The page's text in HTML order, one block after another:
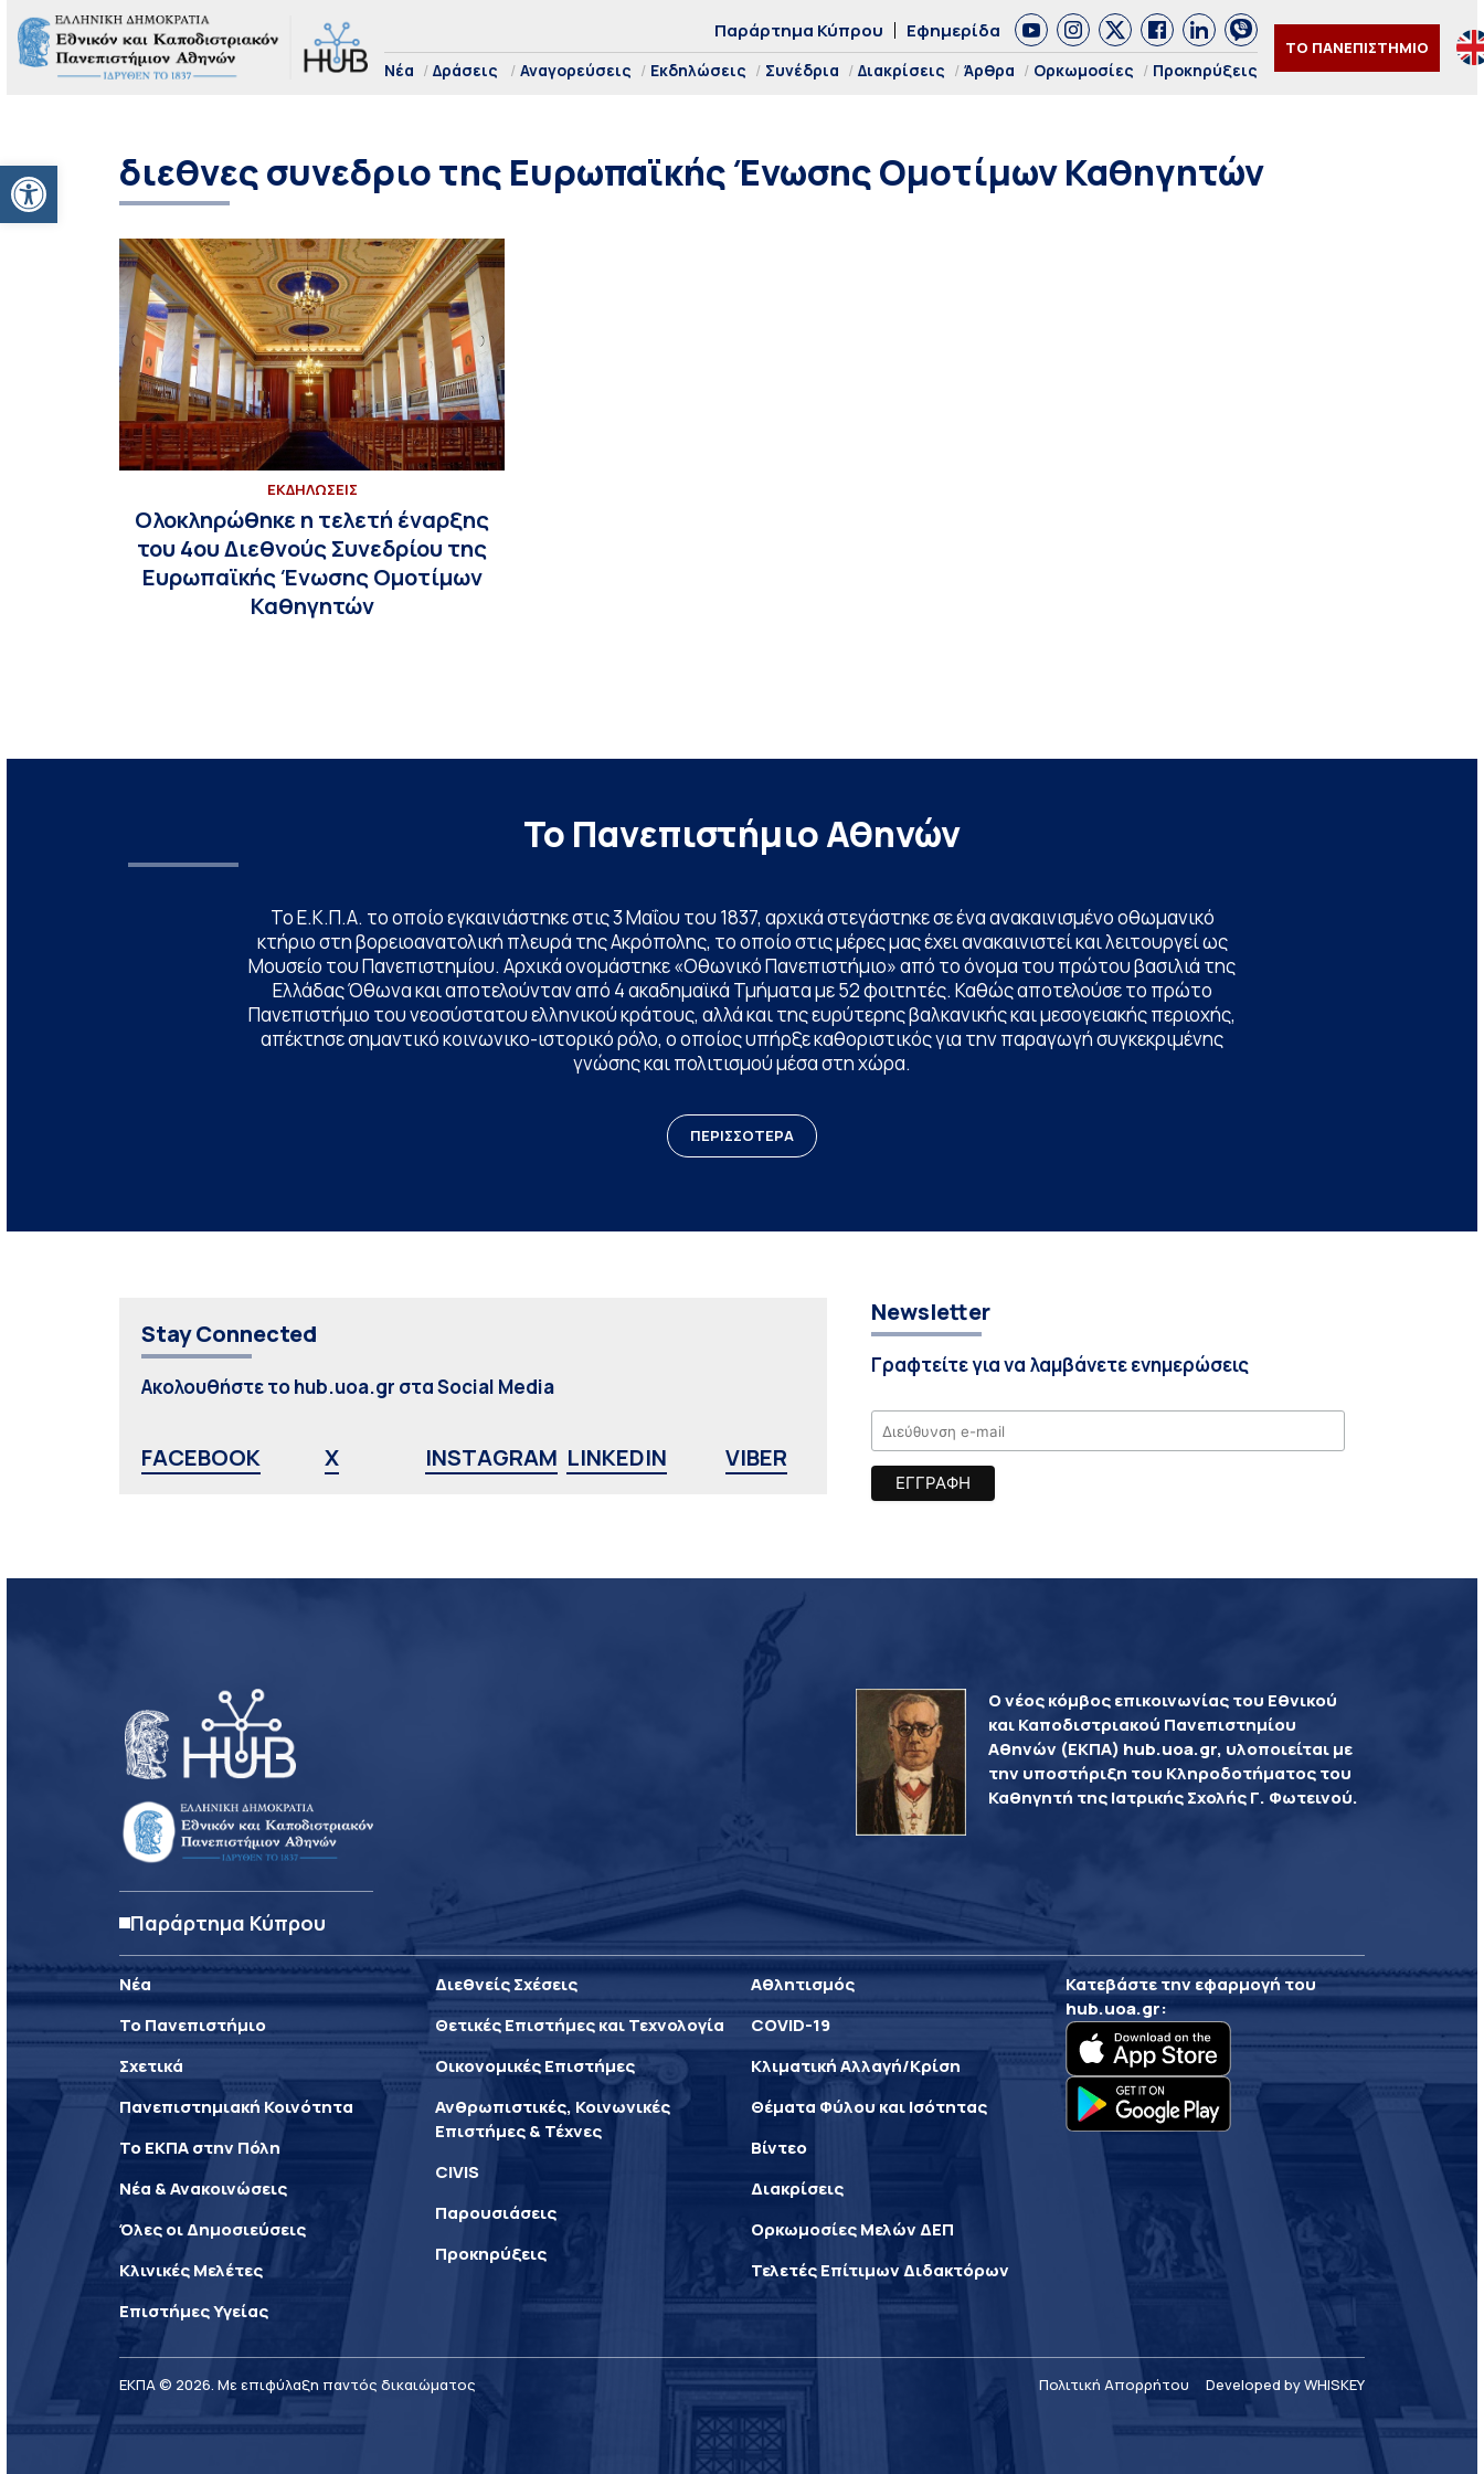
Ανοίξτε τη γραμμή εργαλείων
Παράρτημα Κύπρου Εφημερίδα
Νέα Δράσεις Αναγορεύσεις Εκδηλώσεις Συνέδρια Διακρίσεις Άρθρα Ορκωμοσίες Προκηρύξεις
ΤΟ ΠΑΝΕΠΙΣΤΗΜΙΟ
διεθνες συνεδριο της Ευρωπαϊκής Ένωσης Ομοτίμων Καθηγητών
ΕΚΔΗΛΩΣΕΙΣ
Ολοκληρώθηκε η τελετή έναρξης
του 4ου Διεθνούς Συνεδρίου της
Ευρωπαϊκής Ένωσης Ομοτίμων
Καθηγητών
Το Πανεπιστήμιο Αθηνών
Το Ε.Κ.Π.Α. το οποίο εγκαινιάστηκε στις 3 Μαΐου του 1837, αρχικά στεγάστηκε σε ένα ανακαινισμένο οθωμανικό
κτήριο στη βορειοανατολική πλευρά της Ακρόπολης, το οποίο στις μέρες μας έχει ανακαινιστεί και λειτουργεί ως
Μουσείο του Πανεπιστημίου. Αρχικά ονομάστηκε «Οθωνικό Πανεπιστήμιο» από το όνομα του πρώτου βασιλιά της
Ελλάδας Όθωνα και αποτελούνταν από 4 ακαδημαϊκά Τμήματα με 52 φοιτητές. Καθώς αποτελούσε το πρώτο
Πανεπιστήμιο του νεοσύστατου ελληνικού κράτους, αλλά και της ευρύτερης βαλκανικής και μεσογειακής περιοχής,
απέκτησε σημαντικό κοινωνικο-ιστορικό ρόλο, ο οποίος υπήρξε καθοριστικός για την παραγωγή συγκεκριμένης
γνώσης και πολιτισμού μέσα στη χώρα.
ΠΕΡΙΣΣΟΤΕΡΑ
Stay Connected
Ακολουθήστε το hub.uoa.gr στα Social Media
FACEBOOK X INSTAGRAM LINKEDIN VIBER
Newsletter
Γραφτείτε για να λαμβάνετε ενημερώσεις
Παράρτημα Κύπρου
Ο νέος κόμβος επικοινωνίας του Εθνικού
και Καποδιστριακού Πανεπιστημίου
Αθηνών (ΕΚΠΑ) hub.uoa.gr, υλοποιείται με
την υποστήριξη του Κληροδοτήματος του
Καθηγητή της Ιατρικής Σχολής Γ. Φωτεινού.
Νέα
Το Πανεπιστήμιο
Σχετικά
Πανεπιστημιακή Κοινότητα
Το ΕΚΠΑ στην Πόλη
Νέα & Ανακοινώσεις
Όλες οι Δημοσιεύσεις
Κλινικές Μελέτες
Επιστήμες Υγείας
Διεθνείς Σχέσεις
Θετικές Επιστήμες και Τεχνολογία
Οικονομικές Επιστήμες
Ανθρωπιστικές, Κοινωνικές
Επιστήμες & Τέχνες
CIVIS
Παρουσιάσεις
Προκηρύξεις
Αθλητισμός
COVID-19
Κλιματική Αλλαγή/Κρίση
Θέματα Φύλου και Ισότητας
Βίντεο
Διακρίσεις
Ορκωμοσίες Μελών ΔΕΠ
Τελετές Επίτιμων Διδακτόρων
Κατεβάστε την εφαρμογή του
hub.uoa.gr:
ΕΚΠΑ © 2026. Με επιφύλαξη παντός δικαιώματος Πολιτική Απορρήτου Developed by WHISKEY